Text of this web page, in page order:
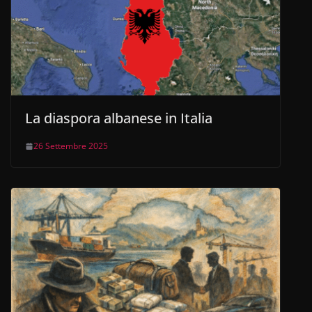
La diaspora albanese in Italia
26 Settembre 2025